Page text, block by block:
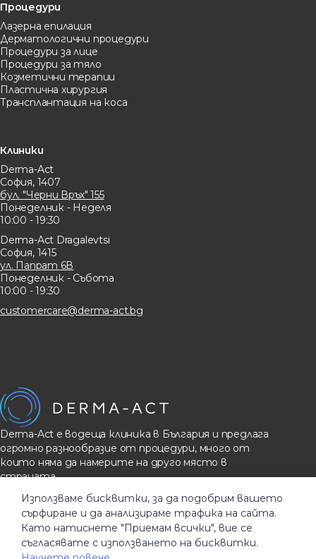
Процедури
Лазерна eпилация
Дерматологични процедури
Процедури за лице
Процедури за тяло
Козметични терапии
Пластична хирургия
Трансплантация на коса
Клиники
Derma-Act
София, 1407
бул. "Черни Връх" 155
Понеделник - Неделя
10:00 - 19:30
Derma-Act Dragalevtsi
София, 1415
ул. Папрат 6В
Понеделник - Събота
10:00 - 19:30
customercare@derma-act.bg
Derma-Act е водеща клиника в България и предлага
огромно разнообразие от процедури, много от
които няма да намерите на друго място в
страната.
Общи услoвия
Политика за поверителност
Бисквитки
Използваме бисквитки, за да подобрим вашето
сърфиране и да анализираме трафика на сайта.
Като натиснете "Приемам всички", вие се
съгласявате с използването на бисквитки.